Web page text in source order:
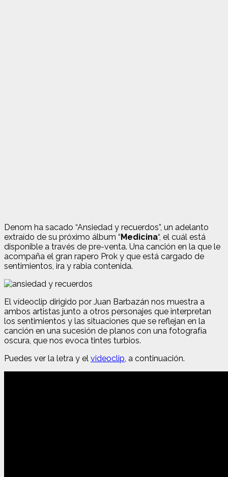
Denom ha sacado “Ansiedad y recuerdos”, un adelanto
extraído de su próximo álbum “Medicina“, el cuál está
disponible a través de pre-venta. Una canción en la que le
acompaña el gran rapero Prok y que está cargado de
sentimientos, ira y rabia contenida.
El vídeoclip dirigido por Juan Barbazán nos muestra a
ambos artistas junto a otros personajes que interpretan
los sentimientos y las situaciones que se reflejan en la
canción en una sucesión de planos con una fotografía
oscura, que nos evoca tintes turbios.
Puedes ver la letra y el videoclip, a continuación.